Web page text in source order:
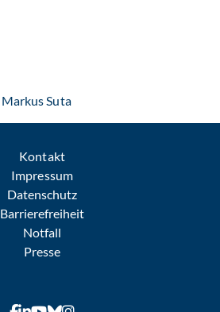
Markus Suta: Per E-Mail kontaktieren
Kontakt
Impressum
Datenschutz
Barrierefreiheit
Notfall
Presse